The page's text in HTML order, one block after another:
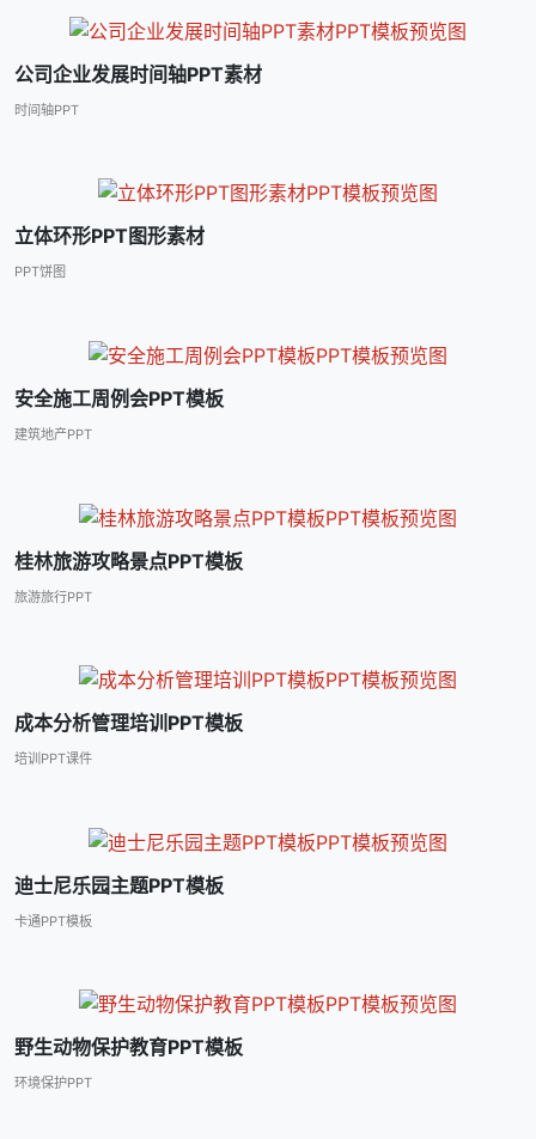
公司企业发展时间轴PPT素材
时间轴PPT
立体环形PPT图形素材
PPT饼图
安全施工周例会PPT模板
建筑地产PPT
桂林旅游攻略景点PPT模板
旅游旅行PPT
成本分析管理培训PPT模板
培训PPT课件
迪士尼乐园主题PPT模板
卡通PPT模板
野生动物保护教育PPT模板
环境保护PPT